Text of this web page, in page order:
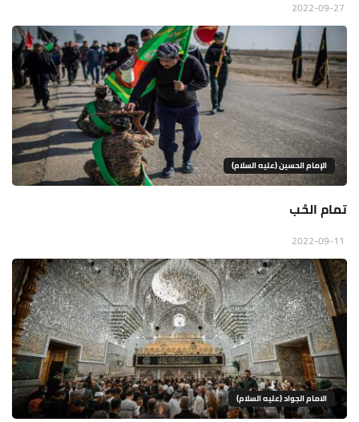
الإمام الحسين (عليه السلام)
تمام الحُب
الامام الجواد (عليه السلام)